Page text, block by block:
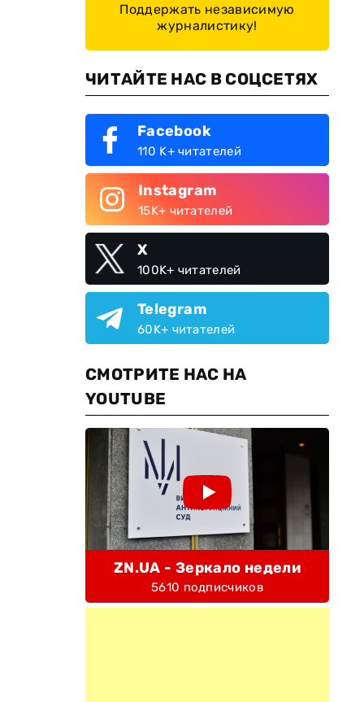
Поддержать независимую
журналистику!
ЧИТАЙТЕ НАС В СОЦСЕТЯХ
Facebook
110 K+ читателей
Instagram
15K+ читателей
X
100K+ читателей
Telegram
60K+ читателей
СМОТРИТЕ НАС НА
YOUTUBE
ZN.UA - Зеркало недели
5610 подписчиков